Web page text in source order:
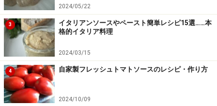
2024/05/22
3
イタリアンソースやペースト簡単レシピ15選……本
格的イタリア料理
2024/03/15
4 自家製フレッシュトマトソースのレシピ・作り方
2024/10/09